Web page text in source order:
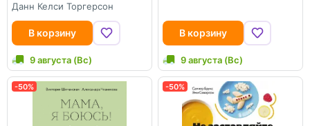
Данн Келси Торгерсон
В корзину
9 августа (Вс)
В корзину
9 августа (Вс)
-50% -50%